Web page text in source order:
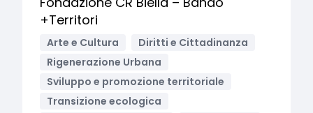
+Territori
Arte e Cultura
Diritti e Cittadinanza
Rigenerazione Urbana
Sviluppo e promozione territoriale
Transizione ecologica